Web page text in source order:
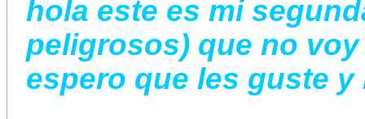
hola este es mi
peligrosos) que no
espero que les guste